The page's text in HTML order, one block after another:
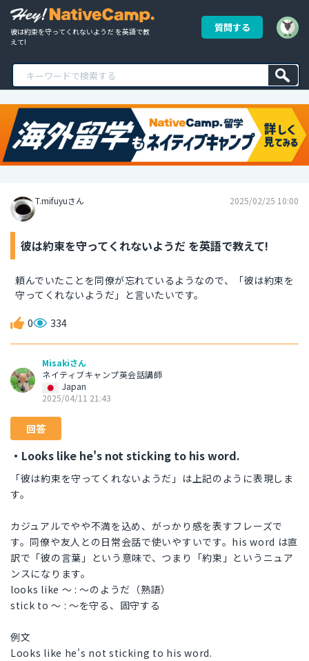
彼は約束を守ってくれないようだ を英語で教
えて!
質問する
T.mifuyuさん 2025/02/25 10:00
彼は約束を守ってくれないようだ を英語で教えて!
頼んでいたことを同僚が忘れているようなので、「彼は約束を
守ってくれないようだ」と言いたいです。
0 334
Misakiさん
ネイティブキャンプ英会話講師
Japan
2025/04/11 21:43
回答
・Looks like he's not sticking to his word.
「彼は約束を守ってくれないようだ」は上記のように表現しま
す。
カジュアルでやや不満を込め、がっかり感を表すフレーズで
す。同僚や友人との日常会話で使いやすいです。his word は直
訳で「彼の言葉」という意味で、つまり「約束」というニュア
ンスになります。
looks like 〜 : 〜のようだ（熟語）
stick to 〜 : 〜を守る、固守する
例文
Looks like he's not sticking to his word.